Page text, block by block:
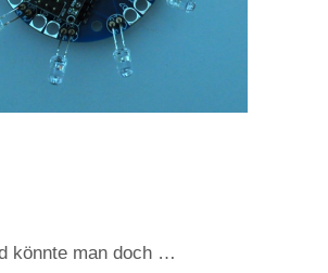
könnte man doch …